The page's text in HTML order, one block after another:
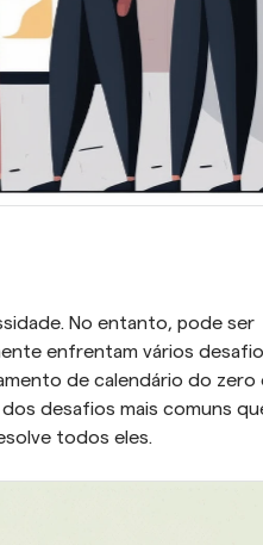
No entanto, pode ser
enfrentam vários
de calendário do zero
desafios mais comuns
todos eles.